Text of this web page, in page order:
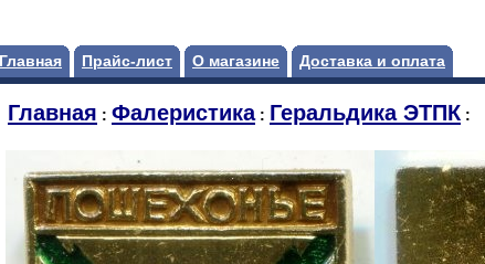
Главная Прайс-лист О магазине Доставка и оплата
Главная : Фалеристика: Геральдика ЭТПК :